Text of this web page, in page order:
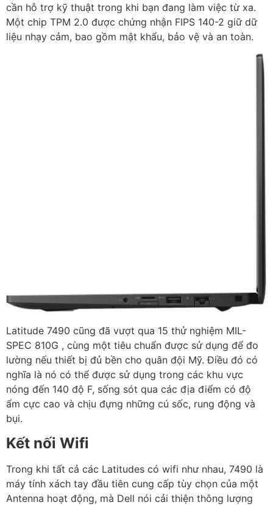
cần hỗ trợ kỹ thuật trong khi bạn đang làm việc từ xa.
Một chip TPM 2.0 được chứng nhận FIPS 140-2 giữ dữ
liệu nhạy cảm, bao gồm mật khẩu, bảo vệ và an toàn.
Latitude 7490 cũng đã vượt qua 15 thử nghiệm MIL-
SPEC 810G , cùng một tiêu chuẩn được sử dụng để đo
lường nếu thiết bị đủ bền cho quân đội Mỹ. Điều đó có
nghĩa là nó có thể được sử dụng trong các khu vực
nóng đến 140 độ F, sống sót qua các địa điểm có độ
ẩm cực cao và chịu đựng những cú sốc, rung động và
bụi.
Kết nối Wifi
Trong khi tất cả các Latitudes có wifi như nhau, 7490 là
máy tính xách tay đầu tiên cung cấp tùy chọn của một
Antenna hoạt động, mà Dell nói cải thiện thông lượng